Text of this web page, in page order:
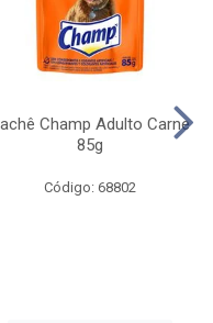
Champ Adulto Carne
85g
Código: 68802